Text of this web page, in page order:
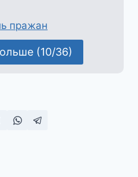
пражан
(10/36)